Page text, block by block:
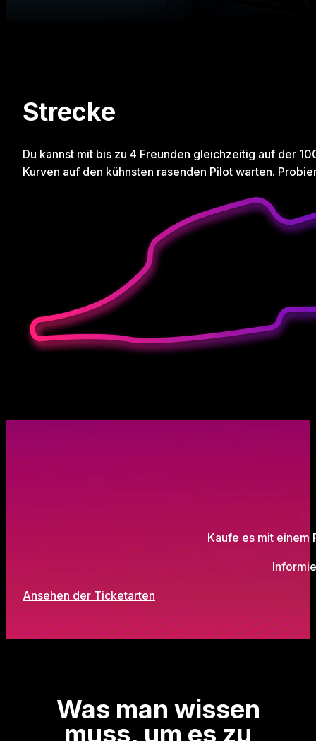
Strecke
Du kannst mit bis zu 4 Freunden gleichzeitig auf der
Kurven auf den kühnsten rasenden Pilot warten.
Kaufe es mit einem
Ansehen der Ticketarten
Was man wissen
muss, um es zu